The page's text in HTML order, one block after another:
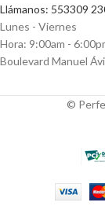
Llámanos: 553309
Lunes - Viernes
Hora: 9:00am -
Boulevard Manuel
©